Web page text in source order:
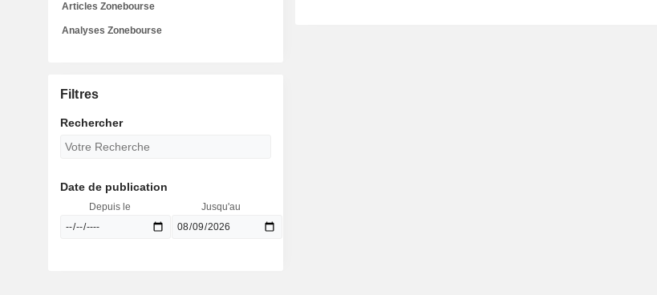
Articles Zonebourse
Analyses Zonebourse
Filtres
Rechercher
Date de publication
Depuis le Jusqu'au